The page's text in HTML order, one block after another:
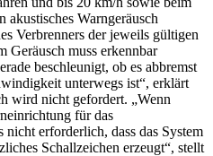
akustisches Warngeräusch
Verbrenners der jeweils gültigen
Geräusch muss erkennbar
beschleunigt, ob es abbremst
unterwegs ist“, erklärt
wird nicht gefordert. „Wenn
für das
erforderlich, dass das System
Schallzeichen erzeugt“, stellt